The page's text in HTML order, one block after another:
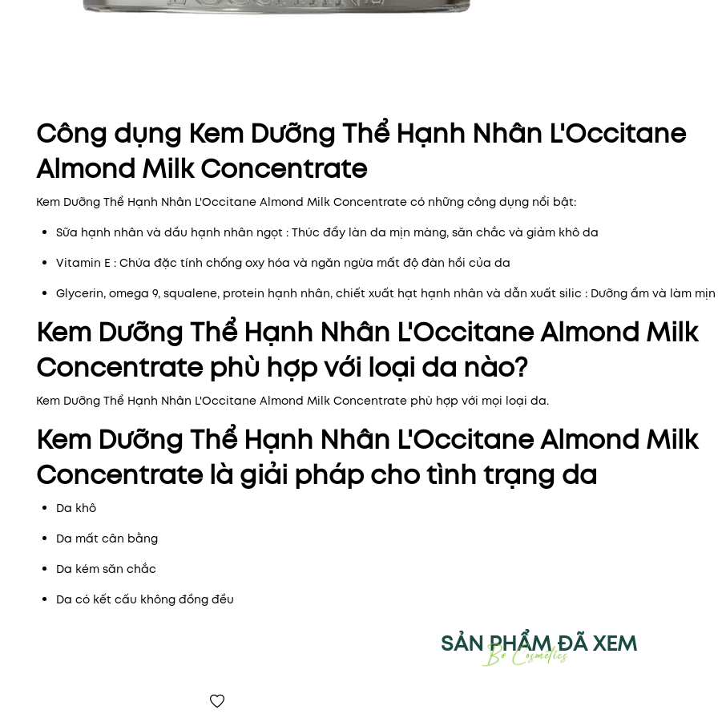
Công dụng Kem Dưỡng Thể Hạnh Nhân L'Occitane
Almond Milk Concentrate
Kem Dưỡng Thể Hạnh Nhân L'Occitane Almond Milk Concentrate có những công dụng nổi bật:
Sữa hạnh nhân và dầu hạnh nhân ngọt : Thúc đẩy làn da mịn màng, săn chắc và giảm khô da
Vitamin E : Chứa đặc tính chống oxy hóa và ngăn ngừa mất độ đàn hồi của da
Glycerin, omega 9, squalene, protein hạnh nhân, chiết xuất hạt hạnh nhân và dẫn xuất silic : Dưỡng ẩm và làm
Kem Dưỡng Thể Hạnh Nhân L'Occitane Almond Milk
Concentrate phù hợp với loại da nào?
Kem Dưỡng Thể Hạnh Nhân L'Occitane Almond Milk Concentrate phù hợp với mọi loại da.
Kem Dưỡng Thể Hạnh Nhân L'Occitane Almond Milk
Concentrate là giải pháp cho tình trạng da
Da khô
Da mất cân bằng
Da kém săn chắc
Da có kết cấu không đồng đều
SẢN PHẨM ĐÃ XEM